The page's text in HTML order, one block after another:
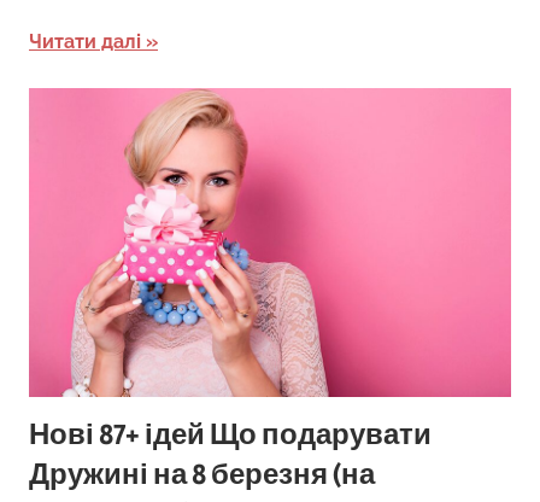
Читати далі
Нові 87+ ідей Що подарувати
Дружині на 8 березня (на